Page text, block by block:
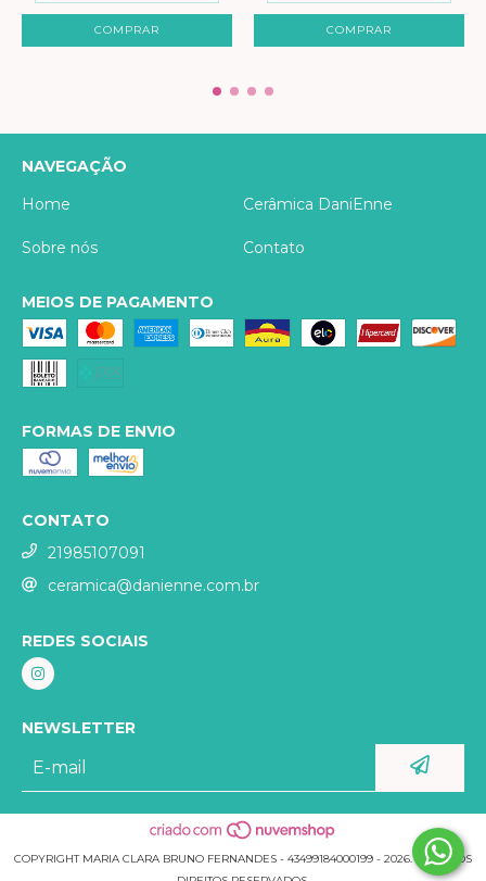
NAVEGAÇÃO
Home
Cerâmica DaniEnne
Sobre nós Contato
MEIOS DE PAGAMENTO
FORMAS DE ENVIO
CONTATO
21985107091
ceramica@danienne.com.br
REDES SOCIAIS
NEWSLETTER
COPYRIGHT MARIA CLARA BRUNO FERNANDES - 43499184000199 - 2026. TODOS OS